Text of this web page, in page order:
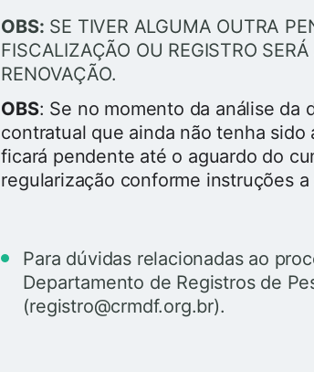
OBS: SE TIVER ALGUMA OUTRA
FISCALIZAÇÃO OU REGISTRO
RENOVAÇÃO.
OBS: Se no momento da análise da
contratual que ainda não tenha sido
ficará pendente até o aguardo do
regularização conforme instruções a
Para dúvidas relacionadas ao
Departamento de Registros de
(registro@crmdf.org.br).